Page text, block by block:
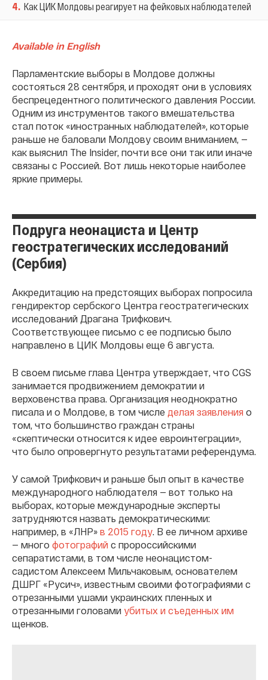
4. Как ЦИК Молдовы реагирует на фейковых наблюдателей
Available in English
Парламентские выборы в Молдове должны
состояться 28 сентября, и проходят они в условиях
беспрецедентного политического давления России.
Одним из инструментов такого вмешательства
стал поток «иностранных наблюдателей», которые
раньше не баловали Молдову своим вниманием, —
как выяснил The Insider, почти все они так или иначе
связаны с Россией. Вот лишь некоторые наиболее
яркие примеры.
Подруга неонациста и Центр
геостратегических исследований
(Сербия)
Аккредитацию на предстоящих выборах попросила
гендиректор сербского Центра геостратегических
исследований Драгана Трифкович.
Соответствующее письмо с ее подписью было
направлено в ЦИК Молдовы еще 6 августа.
В своем письме глава Центра утверждает, что CGS
занимается продвижением демократии и
верховенства права. Организация неоднократно
писала и о Молдове, в том числе делая заявления о
том, что большинство граждан страны
«скептически относится к идее евроинтеграции»,
что было опровергнуто результатами референдума.
У самой Трифкович и раньше был опыт в качестве
международного наблюдателя — вот только на
выборах, которые международные эксперты
затрудняются назвать демократическими:
например, в «ЛНР» в 2015 году. В ее личном архиве
— много фотографий с пророссийскими
сепаратистами, в том числе неонацистом-
садистом Алексеем Мильчаковым, основателем
ДШРГ «Русич», известным своими фотографиями с
отрезанными ушами украинских пленных и
отрезанными головами убитых и съеденных им
щенков.